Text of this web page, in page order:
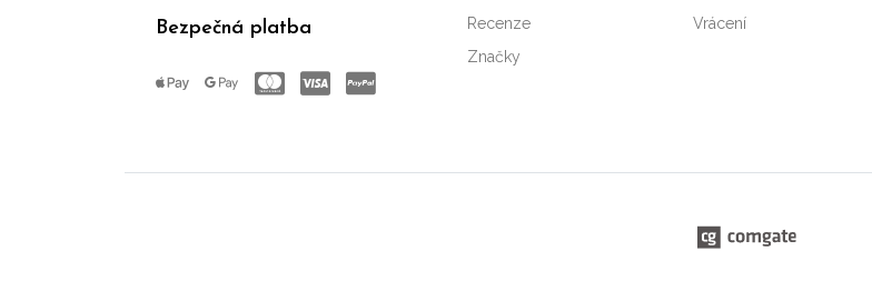
Bezpečná platba
Recenze
Značky
Vrácení